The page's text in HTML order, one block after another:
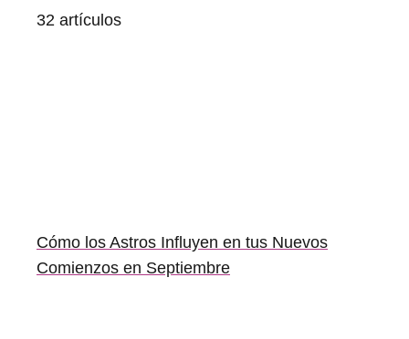
32 artículos
Cómo los Astros Influyen en tus Nuevos
Comienzos en Septiembre